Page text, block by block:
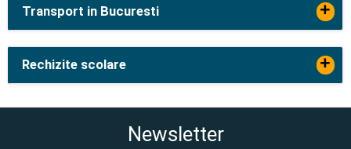
Transport in Bucuresti +
Rechizite scolare +
Newsletter